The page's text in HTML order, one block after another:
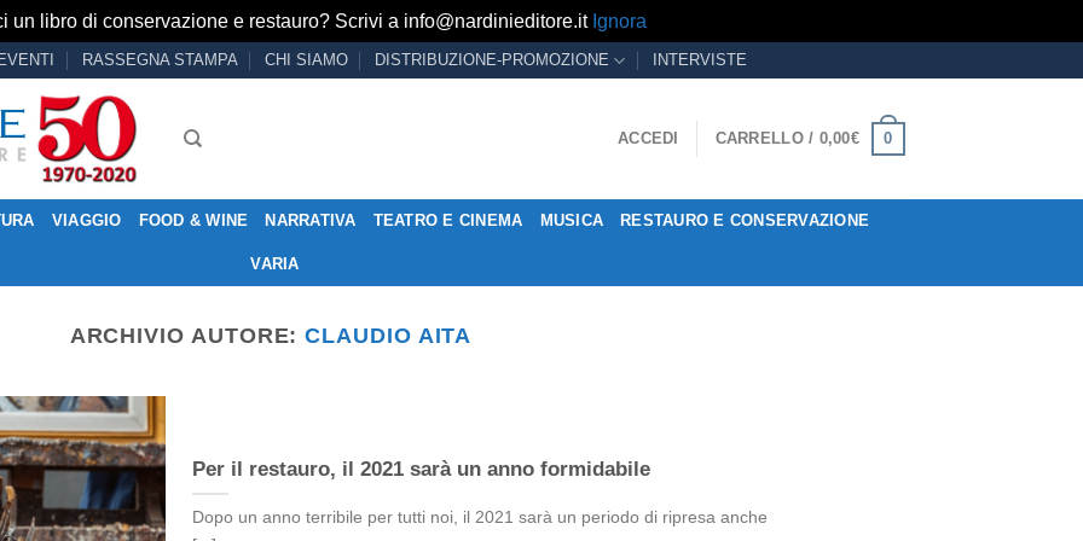
un libro di conservazione e restauro? Scrivi a info@nardinieditore.it Ignora
EVENTI RASSEGNA STAMPA CHI SIAMO DISTRIBUZIONE-PROMOZIONE INTERVISTE
ACCEDI CARRELLO / 0,00€ 0
VIAGGIO FOOD & WINE NARRATIVA TEATRO E CINEMA MUSICA RESTAURO E CONSERVAZIONE
VARIA
ARCHIVIO AUTORE:CLAUDIO AITA
Per il restauro, il 2021 sarà un anno formidabile
Dopo un anno terribile per tutti noi, il 2021 sarà un periodo di ripresa anche